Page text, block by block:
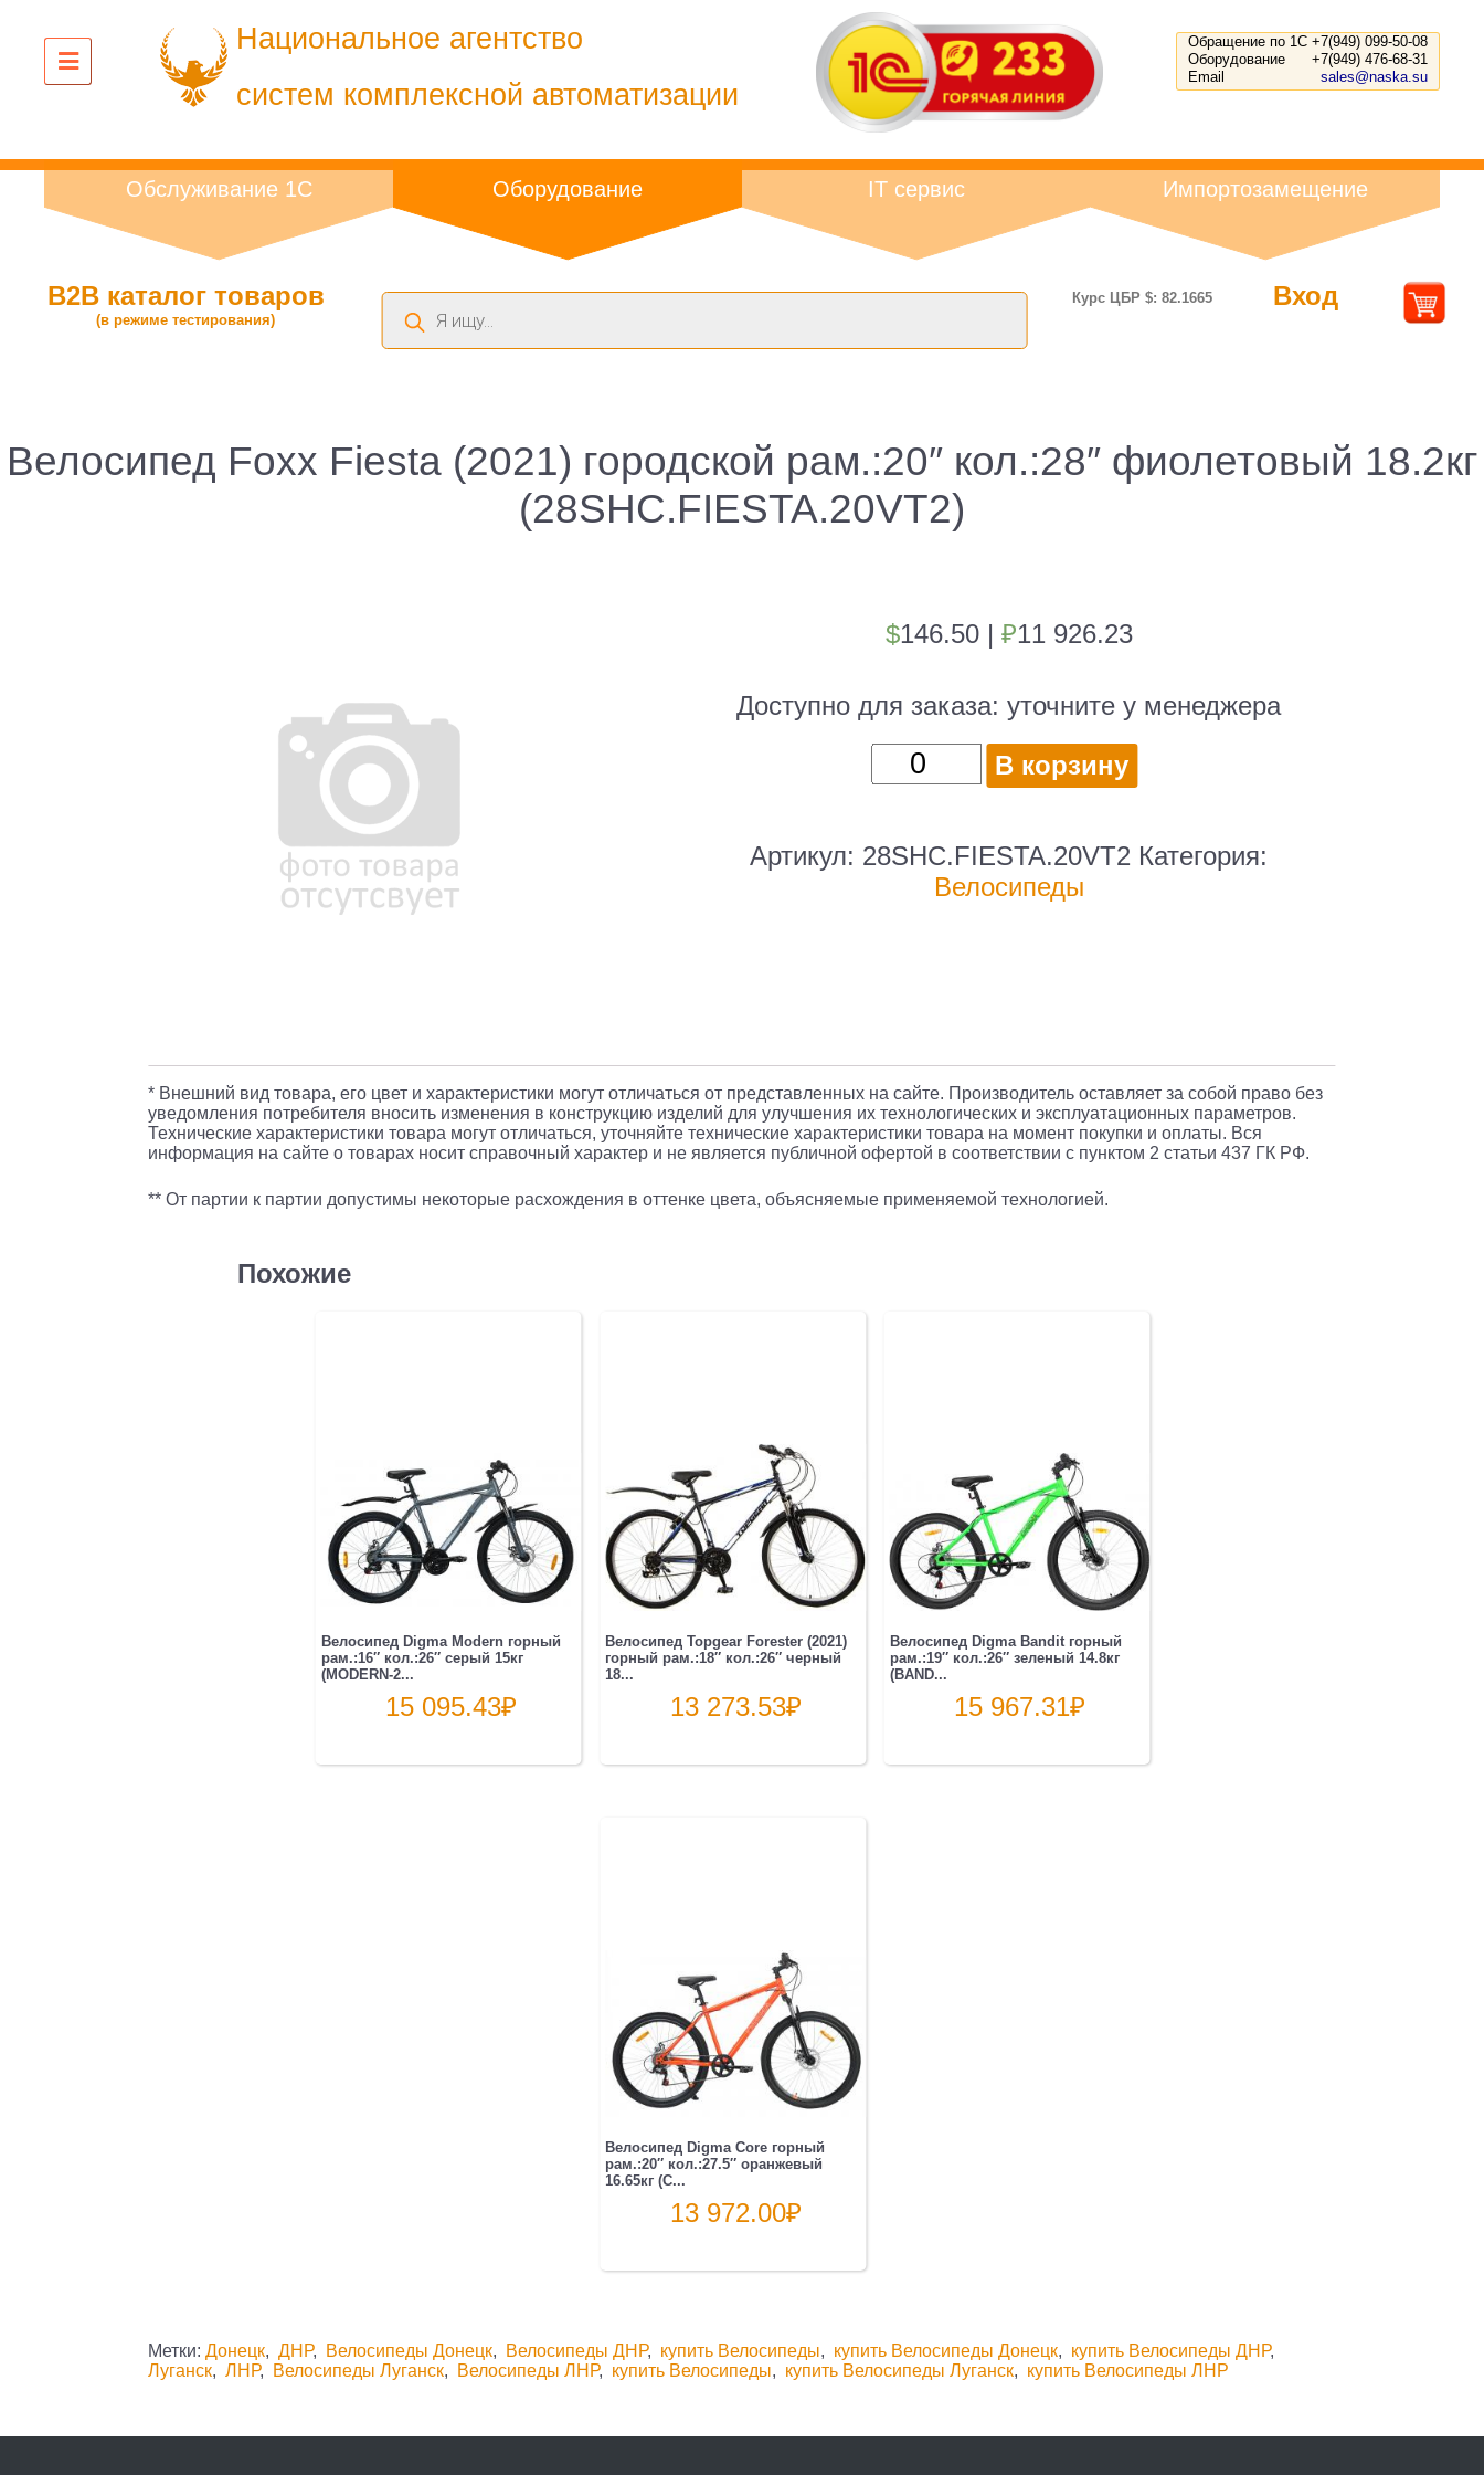
Национальное агентство
систем комплексной автоматизации
Обращение по 1С +7(949) 099-50-08
Оборудование
+7(949) 476-68-31
Email
sales@naska.su
Обслуживание 1С Оборудование IT сервис Импортозамещение
B2B каталог товаров
(в режиме тестирования)
Поиск
товаров
Курс ЦБР $: 82.1665 Вход
Велосипед Foxx Fiesta (2021) городской рам.:20″ кол.:28″ фиолетовый 18.2кг
(28SHC.FIESTA.20VT2)
$146.50 | ₽11 926.23
Доступно для заказа:уточните у менеджера
Количество
товара
Foxx
Fiesta
18.2кг
(28SHC.FIESTA.20VT2)
В корзину
Артикул: 28SHC.FIESTA.20VT2 Категория:
Велосипеды
* Внешний вид товара, его цвет и характеристики могут отличаться от представленных на сайте. Производитель оставляет за собой право без
уведомления потребителя вносить изменения в конструкцию изделий для улучшения их технологических и эксплуатационных параметров.
Технические характеристики товара могут отличаться, уточняйте технические характеристики товара на момент покупки и оплаты. Вся
информация на сайте о товарах носит справочный характер и не является публичной офертой в соответствии с пунктом 2 статьи 437 ГК РФ.
** От партии к партии допустимы некоторые расхождения в оттенке цвета, объясняемые применяемой технологией.
Похожие
Велосипед Digma Modern горный
рам.:16″ кол.:26″ серый 15кг
(MODERN-2...
15 095.43₽
Велосипед Topgear Forester (2021)
горный рам.:18″ кол.:26″ черный
18...
13 273.53₽
Велосипед Digma Bandit горный
рам.:19″ кол.:26″ зеленый 14.8кг
(BAND...
15 967.31₽
Велосипед Digma Core горный
рам.:20″ кол.:27.5″ оранжевый
16.65кг (C...
13 972.00₽
Метки:Донецк,ДНР, Велосипеды Донецк, Велосипеды ДНР, купить Велосипеды, купить Велосипеды Донецк, купить Велосипеды ДНР,
Луганск,ЛНР, Велосипеды Луганск, Велосипеды ЛНР, купить Велосипеды, купить Велосипеды Луганск, купить Велосипеды ЛНР